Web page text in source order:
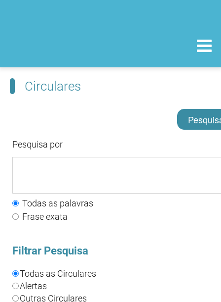
Circulares
Pesquisa por
Todas as palavras
Frase exata
Filtrar Pesquisa
Todas as Circulares
Alertas
Outras Circulares